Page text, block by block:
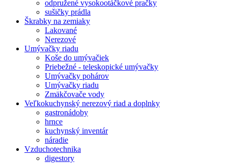
odpružené vysokootáčkové pračky
sušičky prádla
Škrabky na zemiaky
Lakované
Nerezové
Umývačky riadu
Koše do umývačiek
Priebežné - teleskopické umývačky
Umývačky pohárov
Umývačky riadu
Zmäkčovače vody
Veľkokuchynský nerezový riad a doplnky
gastronádoby
hrnce
kuchynský inventár
náradie
Vzduchotechnika
digestory